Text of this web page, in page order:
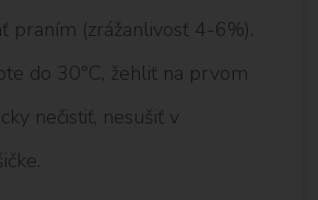
praním (zrážanlivosť 4-6%).
do 30°C, žehliť na prvom
nečistiť, nesušiť v